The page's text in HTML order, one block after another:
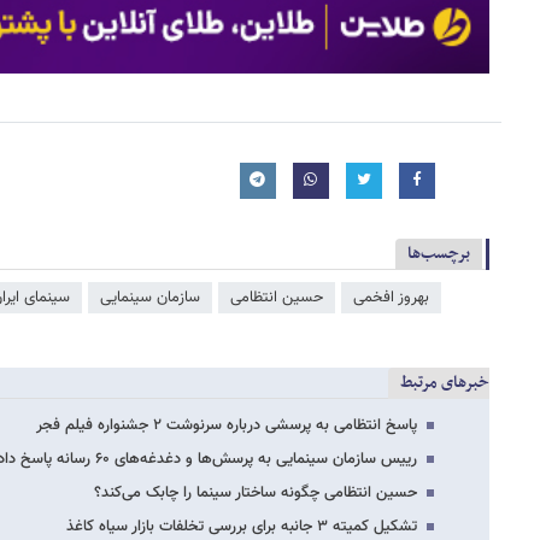
برچسب‌ها
بهروز افخمی حسین انتظامی سازمان سینمایی سینمای
خبرهای مرتبط
پاسخ انتظامی به پرسشی درباره سرنوشت ۲ جشنواره فیلم فجر
رییس سازمان سینمایی به پرسش‌ها و دغدغه‌های ۶۰ رسانه پاسخ داد
حسین انتظامی چگونه ساختار سینما را چابک می‌کند؟
تشکیل کمیته ۳ جانبه برای بررسی تخلفات بازار سیاه کاغذ